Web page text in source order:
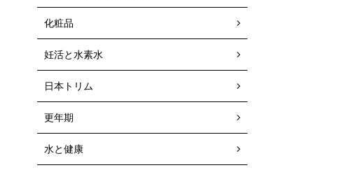
化粧品
妊活と水素水
日本トリム
更年期
水と健康